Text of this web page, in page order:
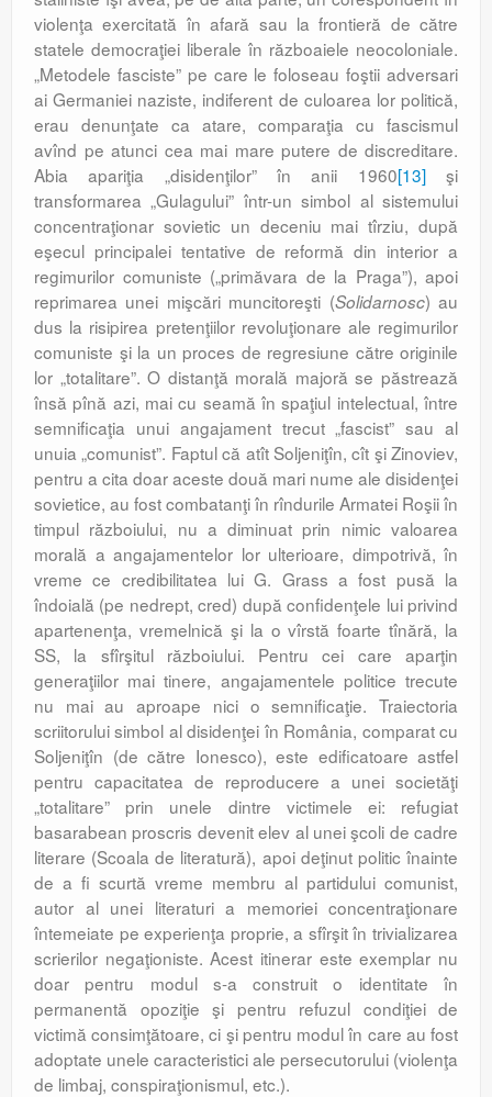
violenţa exercitată în afară sau la frontieră de către
statele democraţiei liberale în războaiele neocoloniale.
„Metodele fasciste” pe care le foloseau foştii adversari
ai Germaniei naziste, indiferent de culoarea lor politică,
erau denunţate ca atare, comparaţia cu fascismul
avînd pe atunci cea mai mare putere de discreditare.
Abia apariţia „disidenţilor” în anii 1960[13]şi
transformarea „Gulagului” într-un simbol al sistemului
concentraţionar sovietic un deceniu mai tîrziu, după
eşecul principalei tentative de reformă din interior a
regimurilor comuniste („primăvara de la Praga”), apoi
reprimarea unei mişcări muncitoreşti (Solidarnosc) au
dus la risipirea pretenţiilor revoluţionare ale regimurilor
comuniste şi la un proces de regresiune către originile
lor „totalitare”. O distanţă morală majoră se păstrează
însă pînă azi, mai cu seamă în spaţiul intelectual, între
semnificaţia unui angajament trecut „fascist” sau al
unuia „comunist”. Faptul că atît Soljeniţîn, cît şi Zinoviev,
pentru a cita doar aceste două mari nume ale disidenţei
sovietice, au fost combatanţi în rîndurile Armatei Roşii în
timpul războiului, nu a diminuat prin nimic valoarea
morală a angajamentelor lor ulterioare, dimpotrivă, în
vreme ce credibilitatea lui G. Grass a fost pusă la
îndoială (pe nedrept, cred) după confidenţele lui privind
apartenenţa, vremelnică şi la o vîrstă foarte tînără, la
SS, la sfîrşitul războiului. Pentru cei care aparţin
generaţiilor mai tinere, angajamentele politice trecute
nu mai au aproape nici o semnificaţie. Traiectoria
scriitorului simbol al disidenţei în România, comparat cu
Soljeniţîn (de către Ionesco), este edificatoare astfel
pentru capacitatea de reproducere a unei societăţi
„totalitare” prin unele dintre victimele ei: refugiat
basarabean proscris devenit elev al unei şcoli de cadre
literare (Scoala de literatură), apoi deţinut politic înainte
de a fi scurtă vreme membru al partidului comunist,
autor al unei literaturi a memoriei concentraţionare
întemeiate pe experienţa proprie, a sfîrşit în trivializarea
scrierilor negaţioniste. Acest itinerar este exemplar nu
doar pentru modul s-a construit o identitate în
permanentă opoziţie şi pentru refuzul condiţiei de
victimă consimţătoare, ci şi pentru modul în care au fost
adoptate unele caracteristici ale persecutorului (violenţa
de limbaj, conspiraţionismul, etc.).